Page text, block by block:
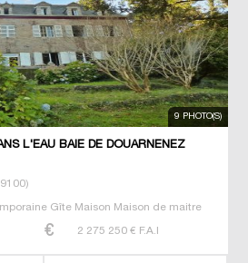
9 PHOTO(S)
L'EAU BAIE DE DOUARNENEZ
)
Gîte Maison Maison de maitre
2 275 250 € F.A.I